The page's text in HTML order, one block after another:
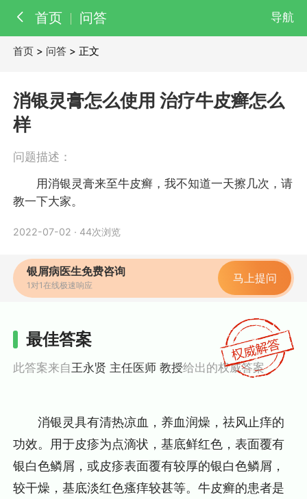
首页 问答 导航
医院
首页 > 问答 > 正文
消银灵膏怎么使用 治疗牛皮癣怎么
样
问题描述：
用消银灵膏来至牛皮癣，我不知道一天擦几次，请
教一下大家。
2022-07-02 · 44次浏览
银屑病医生免费咨询
1对1在线极速响应
马上提问
最佳答案
此答案来自王永贤 主任医师 教授给出的权威答案
消银灵具有清热凉血，养血润燥，祛风止痒的
功效。用于皮疹为点滴状，基底鲜红色，表面覆有
银白色鳞屑，或皮疹表面覆有较厚的银白色鳞屑，
较干燥，基底淡红色瘙痒较甚等。牛皮癣的患者是